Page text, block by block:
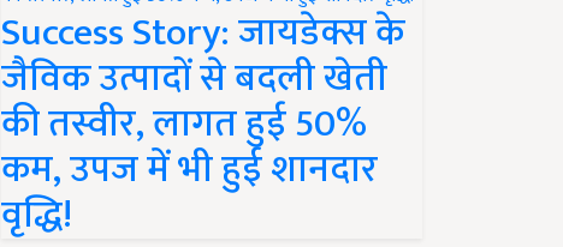
Success Story: जायडेक्स के
जैविक उत्पादों से बदली खेती
की तस्वीर, लागत हुई 50%
कम, उपज में भी हुई शानदार
वृद्धि!